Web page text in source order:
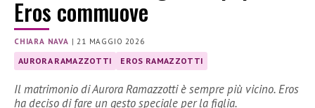
Eros commuove
CHIARA NAVA |21 MAGGIO 2026
AURORA RAMAZZOTTI EROS RAMAZZOTTI
Il matrimonio di Aurora Ramazzotti è sempre più vicino. Eros
ha deciso di fare un gesto speciale per la figlia.